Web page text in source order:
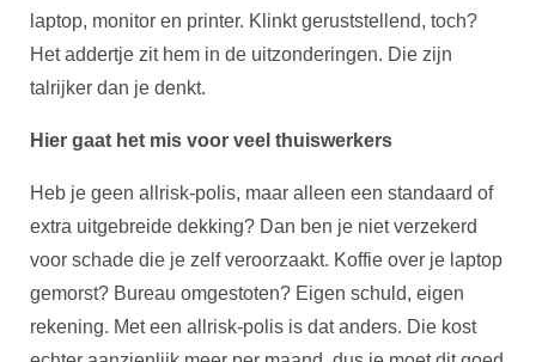
laptop, monitor en printer. Klinkt geruststellend, toch?
Het addertje zit hem in de uitzonderingen. Die zijn
talrijker dan je denkt.
Hier gaat het mis voor veel thuiswerkers
Heb je geen allrisk-polis, maar alleen een standaard of
extra uitgebreide dekking? Dan ben je niet verzekerd
voor schade die je zelf veroorzaakt. Koffie over je laptop
gemorst? Bureau omgestoten? Eigen schuld, eigen
rekening. Met een allrisk-polis is dat anders. Die kost